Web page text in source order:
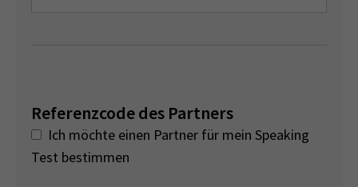
Referenzcode des Partners
Ich möchte einen Partner für mein Speaking
Test bestimmen